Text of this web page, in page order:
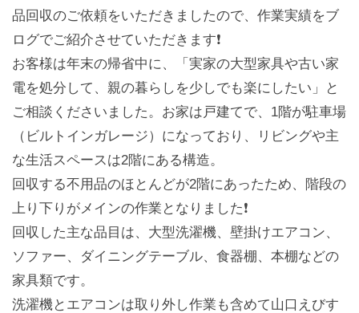
品回収のご依頼をいただきましたので、作業実績をブ
ログでご紹介させていただきます❗️
お客様は年末の帰省中に、「実家の大型家具や古い家
電を処分して、親の暮らしを少しでも楽にしたい」と
ご相談くださいました。お家は戸建てで、1階が駐車場
（ビルトインガレージ）になっており、リビングや主
な生活スペースは2階にある構造。
回収する不用品のほとんどが2階にあったため、階段の
上り下りがメインの作業となりました❗️
回収した主な品目は、大型洗濯機、壁掛けエアコン、
ソファー、ダイニングテーブル、食器棚、本棚などの
家具類です。
洗濯機とエアコンは取り外し作業も含めて山口えびす